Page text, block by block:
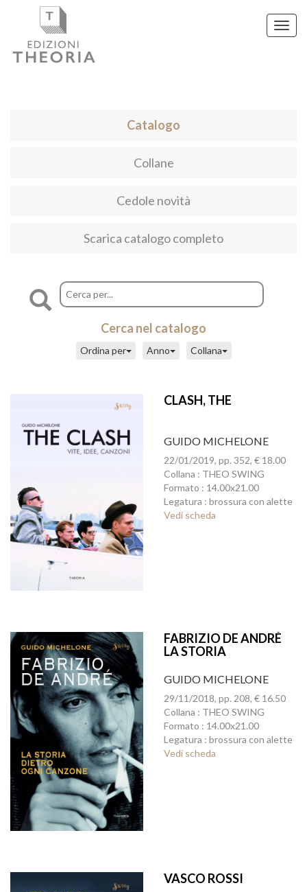
Catalogo
Collane
Cedole novità
Scarica catalogo completo
Cerca nel catalogo
Collana
Anno
Ordina per
CLASH, THE
GUIDO MICHELONE
22/01/2019, pp. 352, € 18.00
Collana : THEO SWING
Formato : 14.00x21.00
Legatura : brossura con alette
Vedi scheda
FABRIZIO DE ANDRÉ
LA STORIA
CANZONE
GUIDO MICHELONE
29/11/2018, pp. 208, € 16.50
Collana : THEO SWING
Formato : 14.00x21.00
Legatura : brossura con alette
Vedi scheda
VASCO ROSSI